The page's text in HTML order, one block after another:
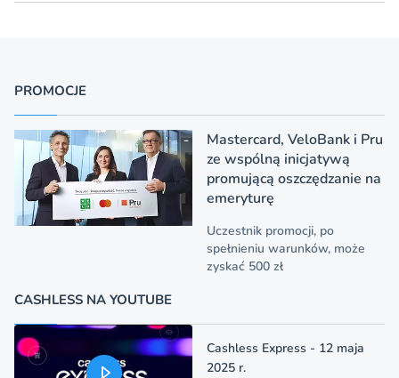
PROMOCJE
Mastercard, VeloBank i Pru
ze wspólną inicjatywą
promującą oszczędzanie na
emeryturę
Uczestnik promocji, po
spełnieniu warunków, może
zyskać 500 zł
CASHLESS NA YOUTUBE
Cashless Express - 12 maja
2025 r.